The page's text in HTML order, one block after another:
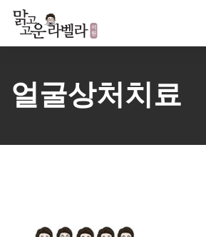
Skip
content
얼굴상처치료